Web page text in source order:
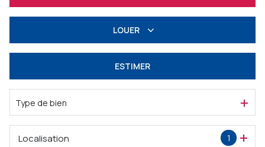
Professionnel
LOUER
Professionnel
ESTIMER
Type de bien
1
Localisation